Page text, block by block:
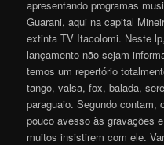
apresentando programas
Guarani, aqui na capital
extinta TV Itacolomi. Neste
lançamento não sejam
temos um repertório
tango, valsa, fox, balada,
paraguaio. Segundo contam,
pouco avesso às gravações
muitos insistirem com ele.